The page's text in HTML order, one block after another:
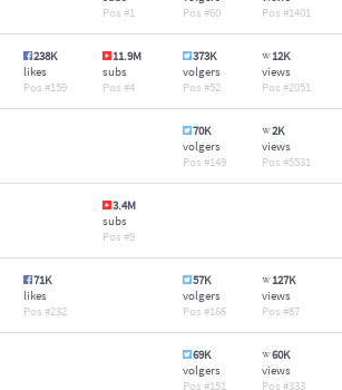
1
60
1401
238K
likes
159
11.9M
subs
4
373K
volgers
52
12K
views
2051
70K
volgers
149
2K
views
5531
3.4M
subs
9
71K
likes
232
57K
volgers
166
127K
views
87
69K
volgers
151
60K
views
333